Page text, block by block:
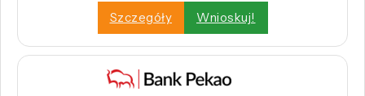
Szczegóły
Wnioskuj!